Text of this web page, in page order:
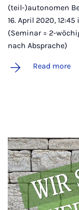
(teil-)autonomen
16. April 2020,
(Seminar = 2-
nach Absprache)
Read more